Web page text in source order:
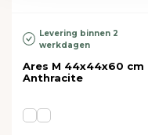
Levering binnen 2
werkdagen
Ares M 44x44x60 cm
Anthracite